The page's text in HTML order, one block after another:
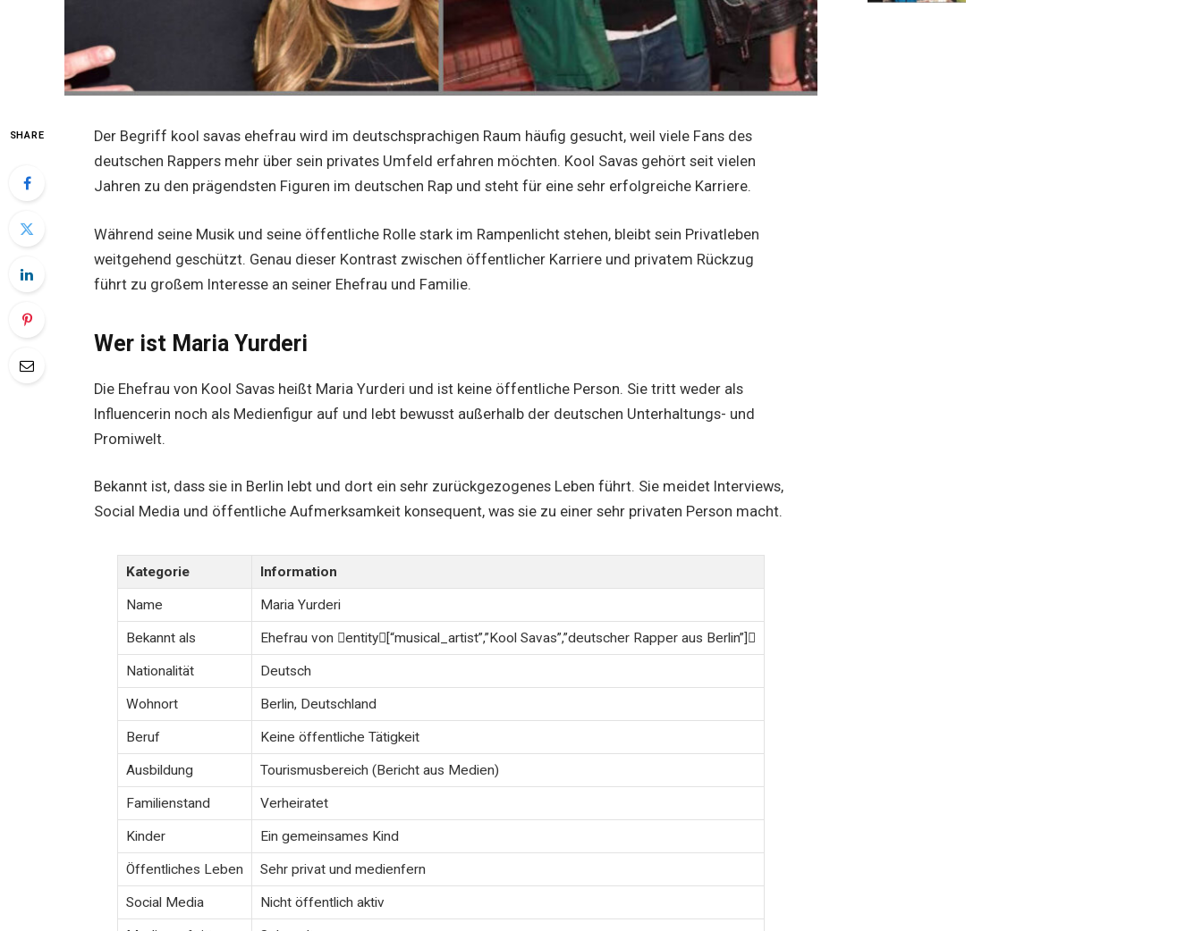
SHARE
Der Begriff kool savas ehefrau wird im deutschsprachigen Raum häufig gesucht, weil viele Fans des
deutschen Rappers mehr über sein privates Umfeld erfahren möchten. Kool Savas gehört seit vielen
Jahren zu den prägendsten Figuren im deutschen Rap und steht für eine sehr erfolgreiche Karriere.
Während seine Musik und seine öffentliche Rolle stark im Rampenlicht stehen, bleibt sein Privatleben
weitgehend geschützt. Genau dieser Kontrast zwischen öffentlicher Karriere und privatem Rückzug
führt zu großem Interesse an seiner Ehefrau und Familie.
Wer ist Maria Yurderi
Die Ehefrau von Kool Savas heißt Maria Yurderi und ist keine öffentliche Person. Sie tritt weder als
Influencerin noch als Medienfigur auf und lebt bewusst außerhalb der deutschen Unterhaltungs- und
Promiwelt.
Bekannt ist, dass sie in Berlin lebt und dort ein sehr zurückgezogenes Leben führt. Sie meidet Interviews,
Social Media und öffentliche Aufmerksamkeit konsequent, was sie zu einer sehr privaten Person macht.
Kategorie Information
Name Maria Yurderi
Bekannt als Ehefrau von entity[“musical_artist”,”Kool Savas”,”deutscher Rapper aus Berlin”]
Nationalität Deutsch
Wohnort Berlin, Deutschland
Beruf Keine öffentliche Tätigkeit
Ausbildung Tourismusbereich (Bericht aus Medien)
Familienstand Verheiratet
Kinder Ein gemeinsames Kind
Öffentliches Leben Sehr privat und medienfern
Social Media Nicht öffentlich aktiv